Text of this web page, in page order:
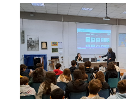
Cerv.I.A